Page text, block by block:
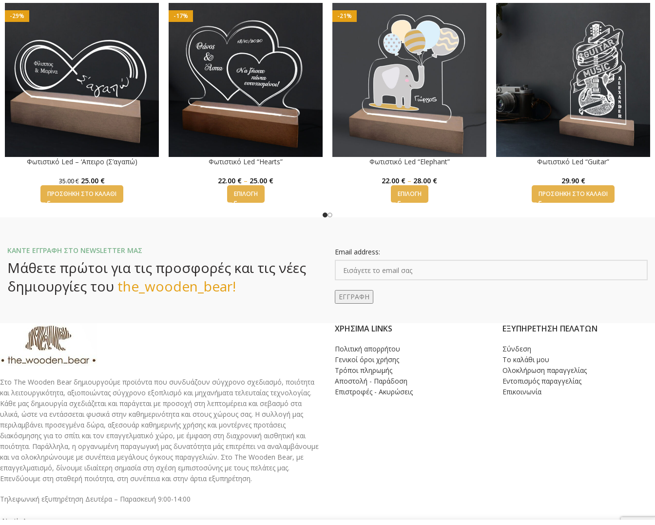
-29%
Φωτιστικό Led – ‘Απειρο (Σ’αγαπώ)
35.00€ 25.00 €
ΠΡΟΣΘΉΚΗ ΣΤΟ ΚΑΛΆΘΙ
-17%
Φωτιστικό Led “Hearts”
22.00 € – 25.00 €
ΕΠΙΛΟΓΉ
-21%
Φωτιστικό Led “Elephant”
22.00 € – 28.00 €
ΕΠΙΛΟΓΉ
Φωτιστικό Led “Guitar”
29.90 €
ΠΡΟΣΘΉΚΗ ΣΤΟ ΚΑΛΆΘΙ
ΚΑΝΤΕ ΕΓΓΡΑΦΗ ΣΤΟ NEWSLETTER ΜΑΣ
Μάθετε πρώτοι για τις προσφορές και τις νέες
δημιουργίες του the_wooden_bear!
Email address:
Στο The Wooden Bear δημιουργούμε προϊόντα που συνδυάζουν σύγχρονο σχεδιασμό, ποιότητα
και λειτουργικότητα, αξιοποιώντας σύγχρονο εξοπλισμό και μηχανήματα τελευταίας τεχνολογίας.
Κάθε μας δημιουργία σχεδιάζεται και παράγεται με προσοχή στη λεπτομέρεια και σεβασμό στα
υλικά, ώστε να εντάσσεται φυσικά στην καθημερινότητα και στους χώρους σας. Η συλλογή μας
περιλαμβάνει προσεγμένα δώρα, αξεσουάρ καθημερινής χρήσης και μοντέρνες προτάσεις
διακόσμησης για το σπίτι και τον επαγγελματικό χώρο, με έμφαση στη διαχρονική αισθητική και
ποιότητα. Παράλληλα, η οργανωμένη παραγωγική μας δυνατότητα μάς επιτρέπει να αναλαμβάνουμε
και να ολοκληρώνουμε με συνέπεια μεγάλους όγκους παραγγελιών. Στο The Wooden Bear, με
επαγγελματισμό, δίνουμε ιδιαίτερη σημασία στη σχέση εμπιστοσύνης με τους πελάτες μας.
Επενδύουμε στη σταθερή ποιότητα, στη συνέπεια και στην άρτια εξυπηρέτηση.
Τηλεφωνική εξυπηρέτηση Δευτέρα – Παρασκευή 9:00-14:00
North Aegean
ΧΡΉΣΙΜΑ LINKS
Πολιτική απορρήτου
Γενικοί όροι χρήσης
Τρόποι πληρωμής
Αποστολή - Παράδοση
Επιστροφές - Ακυρώσεις
ΕΞΥΠΗΡΕΤΗΣΗ ΠΕΛΑΤΩΝ
Σύνδεση
Το καλάθι μου
Ολοκλήρωση παραγγελίας
Εντοπισμός παραγγελίας
Επικοινωνία